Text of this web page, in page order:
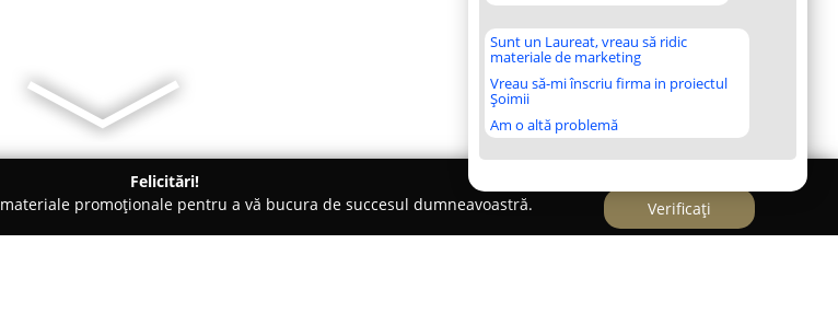
Sunt un Laureat, vreau să ridic
materiale de marketing
Vreau să-mi înscriu firma in proiectul
Șoimii
Am o altă problemă
Felicitări!
promoționale pentru a vă bucura de succesul dumneavoastră.
Verificați